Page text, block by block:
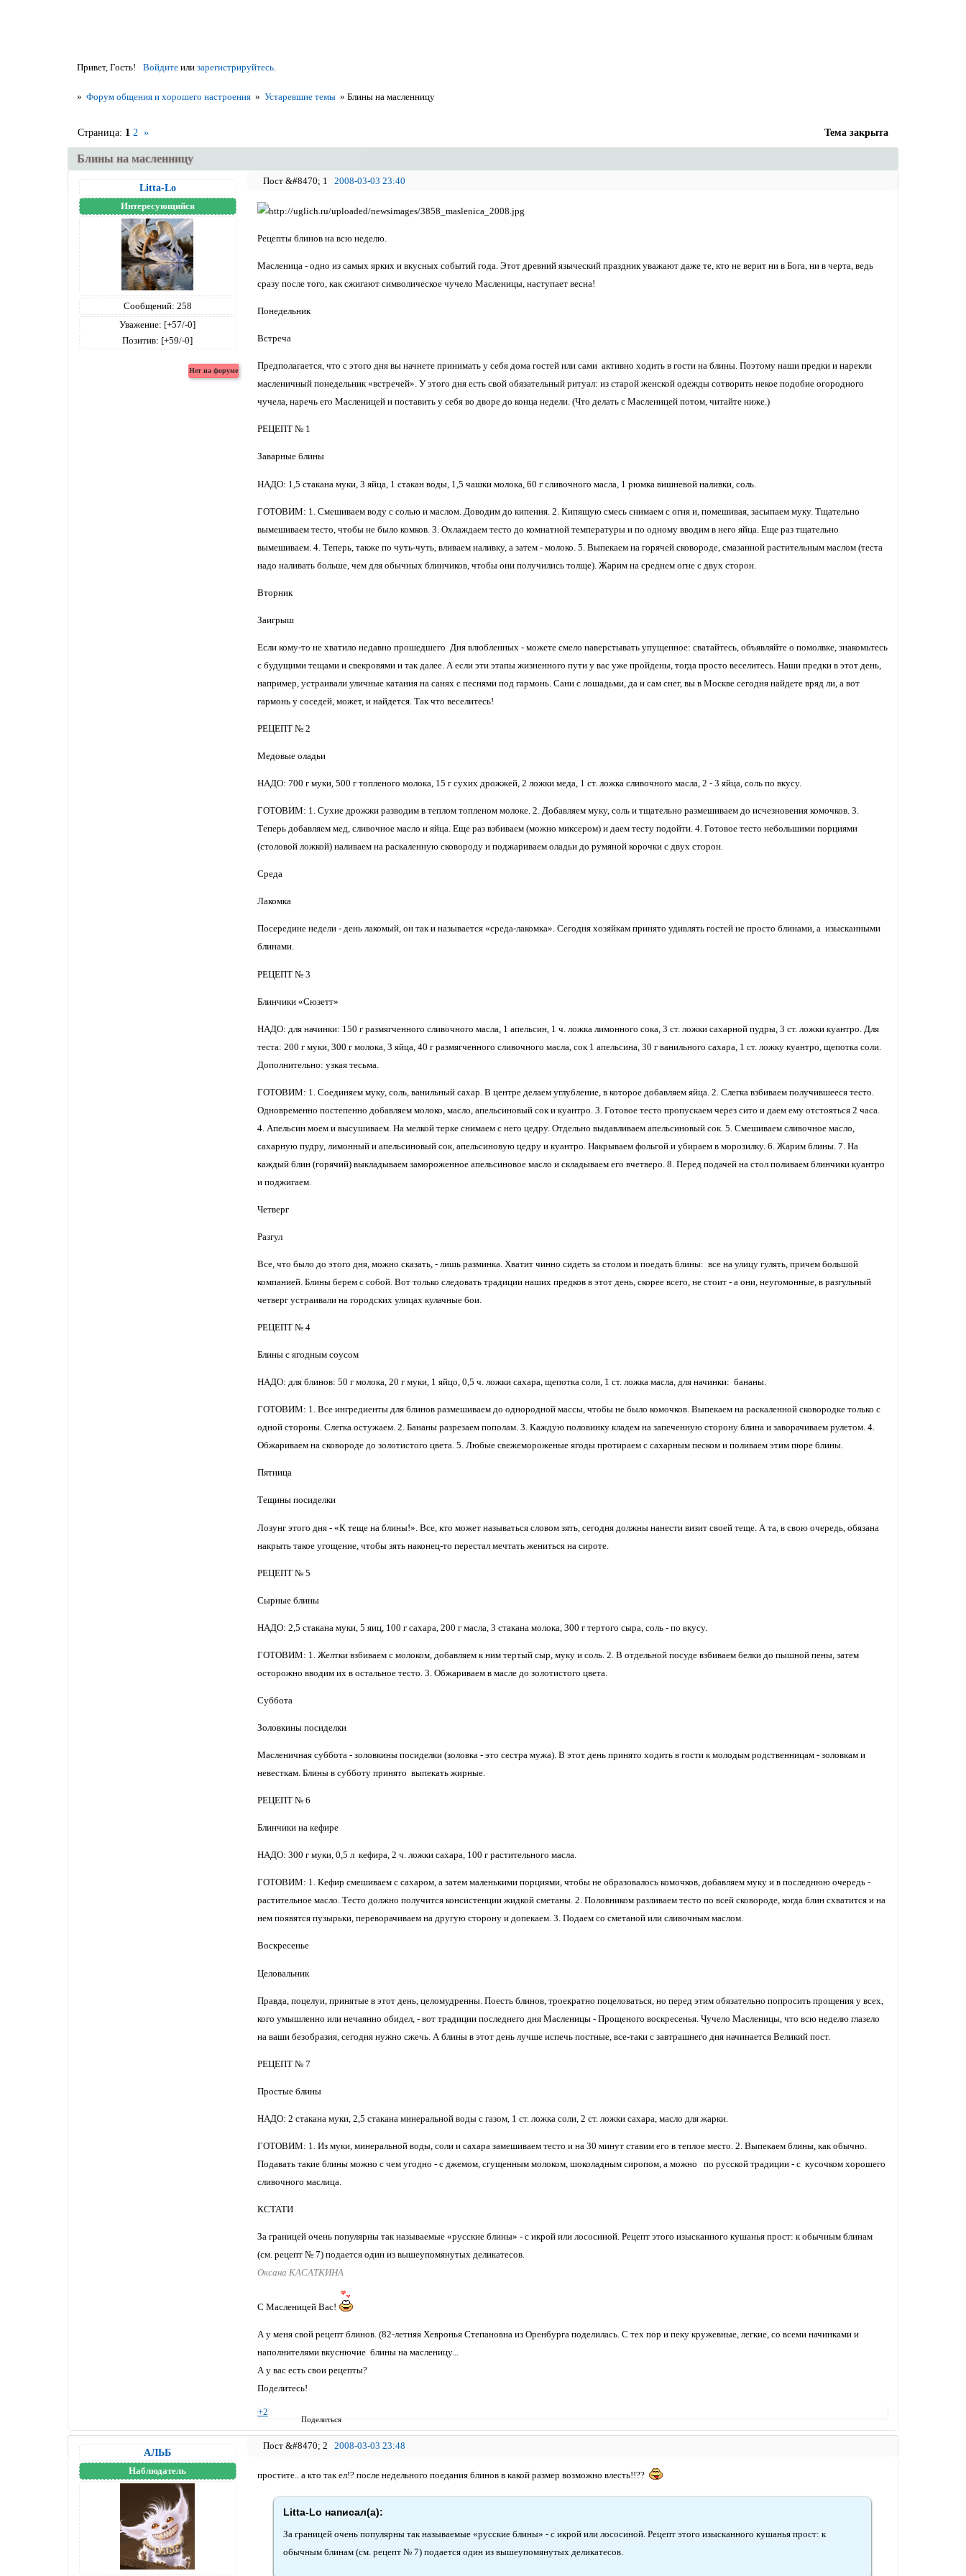
Привет, Гость! Войдитеили зарегистрируйтесь.
» Форум общения и хорошего настроения » Устаревшие темы »Блины на масленницу
Блины на масленницу
Страница: 1 2 » Тема закрыта
Поделиться
1 2008-03-03 23:40
Litta-Lo
Интересующийся
Сообщений: 258
Уважение: [+57/-0]
Позитив: [+59/-0]
Рецепты блинов на всю неделю.
Масленица - одно из самых ярких и вкусных событий года. Этот древний языческий праздник уважают даже те, кто не верит ни в Бога, ни в черта, ведь
сразу после того, как сжигают символическое чучело Масленицы, наступает весна!
Понедельник
Встреча
Предполагается, что с этого дня вы начнете принимать у себя дома гостей или сами активно ходить в гости на блины. Поэтому наши предки и нарекли
масленичный понедельник «встречей». У этого дня есть свой обязательный ритуал: из старой женской одежды сотворить некое подобие огородного
чучела, наречь его Масленицей и поставить у себя во дворе до конца недели. (Что делать с Масленицей потом, читайте ниже.)
РЕЦЕПТ № 1
Заварные блины
НАДО: 1,5 стакана муки, 3 яйца, 1 стакан воды, 1,5 чашки молока, 60 г сливочного масла, 1 рюмка вишневой наливки, соль.
ГОТОВИМ: 1. Смешиваем воду с солью и маслом. Доводим до кипения. 2. Кипящую смесь снимаем с огня и, помешивая, засыпаем муку. Тщательно
вымешиваем тесто, чтобы не было комков. 3. Охлаждаем тесто до комнатной температуры и по одному вводим в него яйца. Еще раз тщательно
вымешиваем. 4. Теперь, также по чуть-чуть, вливаем наливку, а затем - молоко. 5. Выпекаем на горячей сковороде, смазанной растительным маслом (теста
надо наливать больше, чем для обычных блинчиков, чтобы они получились толще). Жарим на среднем огне с двух сторон.
Вторник
Заигрыш
Если кому-то не хватило недавно прошедшего Дня влюбленных - можете смело наверстывать упущенное: сватайтесь, объявляйте о помолвке, знакомьтесь
с будущими тещами и свекровями и так далее. А если эти этапы жизненного пути у вас уже пройдены, тогда просто веселитесь. Наши предки в этот день,
например, устраивали уличные катания на санях с песнями под гармонь. Сани с лошадьми, да и сам снег, вы в Москве сегодня найдете вряд ли, а вот
гармонь у соседей, может, и найдется. Так что веселитесь!
РЕЦЕПТ № 2
Медовые оладьи
НАДО: 700 г муки, 500 г топленого молока, 15 г сухих дрожжей, 2 ложки меда, 1 ст. ложка сливочного масла, 2 - 3 яйца, соль по вкусу.
ГОТОВИМ: 1. Сухие дрожжи разводим в теплом топленом молоке. 2. Добавляем муку, соль и тщательно размешиваем до исчезновения комочков. 3.
Теперь добавляем мед, сливочное масло и яйца. Еще раз взбиваем (можно миксером) и даем тесту подойти. 4. Готовое тесто небольшими порциями
(столовой ложкой) наливаем на раскаленную сковороду и поджариваем оладьи до румяной корочки с двух сторон.
Среда
Лакомка
Посередине недели - день лакомый, он так и называется «среда-лакомка». Сегодня хозяйкам принято удивлять гостей не просто блинами, а изысканными
блинами.
РЕЦЕПТ № 3
Блинчики «Сюзетт»
НАДО: для начинки: 150 г размягченного сливочного масла, 1 апельсин, 1 ч. ложка лимонного сока, 3 ст. ложки сахарной пудры, 3 ст. ложки куантро. Для
теста: 200 г муки, 300 г молока, 3 яйца, 40 г размягченного сливочного масла, сок 1 апельсина, 30 г ванильного сахара, 1 ст. ложку куантро, щепотка соли.
Дополнительно: узкая тесьма.
ГОТОВИМ: 1. Соединяем муку, соль, ванильный сахар. В центре делаем углубление, в которое добавляем яйца. 2. Слегка взбиваем получившееся тесто.
Одновременно постепенно добавляем молоко, масло, апельсиновый сок и куантро. 3. Готовое тесто пропускаем через сито и даем ему отстояться 2 часа.
4. Апельсин моем и высушиваем. На мелкой терке снимаем с него цедру. Отдельно выдавливаем апельсиновый сок. 5. Смешиваем сливочное масло,
сахарную пудру, лимонный и апельсиновый сок, апельсиновую цедру и куантро. Накрываем фольгой и убираем в морозилку. 6. Жарим блины. 7. На
каждый блин (горячий) выкладываем замороженное апельсиновое масло и складываем его вчетверо. 8. Перед подачей на стол поливаем блинчики куантро
и поджигаем.
Четверг
Разгул
Все, что было до этого дня, можно сказать, - лишь разминка. Хватит чинно сидеть за столом и поедать блины: все на улицу гулять, причем большой
компанией. Блины берем с собой. Вот только следовать традиции наших предков в этот день, скорее всего, не стоит - а они, неугомонные, в разгульный
четверг устраивали на городских улицах кулачные бои.
РЕЦЕПТ № 4
Блины с ягодным соусом
НАДО: для блинов: 50 г молока, 20 г муки, 1 яйцо, 0,5 ч. ложки сахара, щепотка соли, 1 ст. ложка масла, для начинки: бананы.
ГОТОВИМ: 1. Все ингредиенты для блинов размешиваем до однородной массы, чтобы не было комочков. Выпекаем на раскаленной сковородке только с
одной стороны. Слегка остужаем. 2. Бананы разрезаем пополам. 3. Каждую половинку кладем на запеченную сторону блина и заворачиваем рулетом. 4.
Обжариваем на сковороде до золотистого цвета. 5. Любые свежемороженые ягоды протираем с сахарным песком и поливаем этим пюре блины.
Пятница
Тещины посиделки
Лозунг этого дня - «К теще на блины!». Все, кто может называться словом зять, сегодня должны нанести визит своей теще. А та, в свою очередь, обязана
накрыть такое угощение, чтобы зять наконец-то перестал мечтать жениться на сироте.
РЕЦЕПТ № 5
Сырные блины
НАДО: 2,5 стакана муки, 5 яиц, 100 г сахара, 200 г масла, 3 стакана молока, 300 г тертого сыра, соль - по вкусу.
ГОТОВИМ: 1. Желтки взбиваем с молоком, добавляем к ним тертый сыр, муку и соль. 2. В отдельной посуде взбиваем белки до пышной пены, затем
осторожно вводим их в остальное тесто. 3. Обжариваем в масле до золотистого цвета.
Суббота
Золовкины посиделки
Масленичная суббота - золовкины посиделки (золовка - это сестра мужа). В этот день принято ходить в гости к молодым родственницам - золовкам и
невесткам. Блины в субботу принято выпекать жирные.
РЕЦЕПТ № 6
Блинчики на кефире
НАДО: 300 г муки, 0,5 л кефира, 2 ч. ложки сахара, 100 г растительного масла.
ГОТОВИМ: 1. Кефир смешиваем с сахаром, а затем маленькими порциями, чтобы не образовалось комочков, добавляем муку и в последнюю очередь -
растительное масло. Тесто должно получится консистенции жидкой сметаны. 2. Половником разливаем тесто по всей сковороде, когда блин схватится и на
нем появятся пузырьки, переворачиваем на другую сторону и допекаем. 3. Подаем со сметаной или сливочным маслом.
Воскресенье
Целовальник
Правда, поцелуи, принятые в этот день, целомудренны. Поесть блинов, троекратно поцеловаться, но перед этим обязательно попросить прощения у всех,
кого умышленно или нечаянно обидел, - вот традиции последнего дня Масленицы - Прощеного воскресенья. Чучело Масленицы, что всю неделю глазело
на ваши безобразия, сегодня нужно сжечь. А блины в этот день лучше испечь постныe, все-таки с завтрашнего дня начинается Великий пост.
РЕЦЕПТ № 7
Простые блины
НАДО: 2 стакана муки, 2,5 стакана минеральной воды с газом, 1 ст. ложка соли, 2 ст. ложки сахара, масло для жарки.
ГОТОВИМ: 1. Из муки, минеральной воды, соли и сахара замешиваем тесто и на 30 минут ставим его в теплое место. 2. Выпекаем блины, как обычно.
Подавать такие блины можно с чем угодно - с джемом, сгущенным молоком, шоколадным сиропом, а можно по русской традиции - с кусочком хорошего
сливочного маслица.
КСТАТИ
За границей очень популярны так называемые «русские блины» - с икрой или лососиной. Рецепт этого изысканного кушанья прост: к обычным блинам
(см. рецепт № 7) подается один из вышеупомянутых деликатесов.
Оксана КАСАТКИНА
С Масленицей Вас!
А у меня свой рецепт блинов. (82-летняя Хевронья Степановна из Оренбурга поделилась. С тех пор и пеку кружевные, легкие, со всеми начинками и
наполнителями вкуснючие блины на масленицу...
А у вас есть свои рецепты?
Поделитесь!
+2
2 2008-03-03 23:48
АЛЬБ
Наблюдатель простите.. а кто так ел!? после недельного поедания блинов в какой размер возможно влесть!!??
Litta-Lo написал(а):
За границей очень популярны так называемые «русские блины» - с икрой или лососиной. Рецепт этого изысканного кушанья прост: к
обычным блинам (см. рецепт № 7) подается один из вышеупомянутых деликатесов.